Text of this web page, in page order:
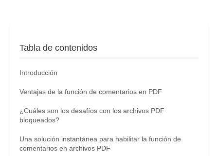
Tabla de contenidos
Introducción
Ventajas de la función de comentarios en PDF
¿Cuáles son los desafíos con los archivos PDF
bloqueados?
Una solución instantánea para habilitar la función de
comentarios en archivos PDF